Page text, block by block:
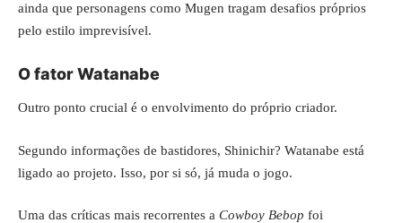
ainda que personagens como Mugen tragam desafios próprios
pelo estilo imprevisível.
O fator Watanabe
Outro ponto crucial é o envolvimento do próprio criador.
Segundo informações de bastidores, Shinichir? Watanabe está
ligado ao projeto. Isso, por si só, já muda o jogo.
Uma das críticas mais recorrentes a Cowboy Bebop foi